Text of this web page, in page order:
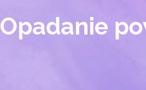
Opadanie